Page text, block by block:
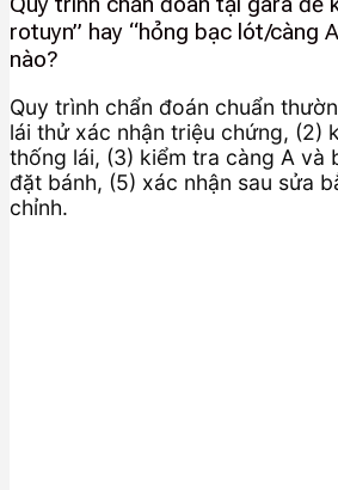
rotuyn” hay “hỏng bạc lót/càng
nào?
Quy trình chẩn đoán chuẩn
lái thử xác nhận triệu chứng, (2)
thống lái, (3) kiểm tra càng A và
đặt bánh, (5) xác nhận sau sửa
chỉnh.